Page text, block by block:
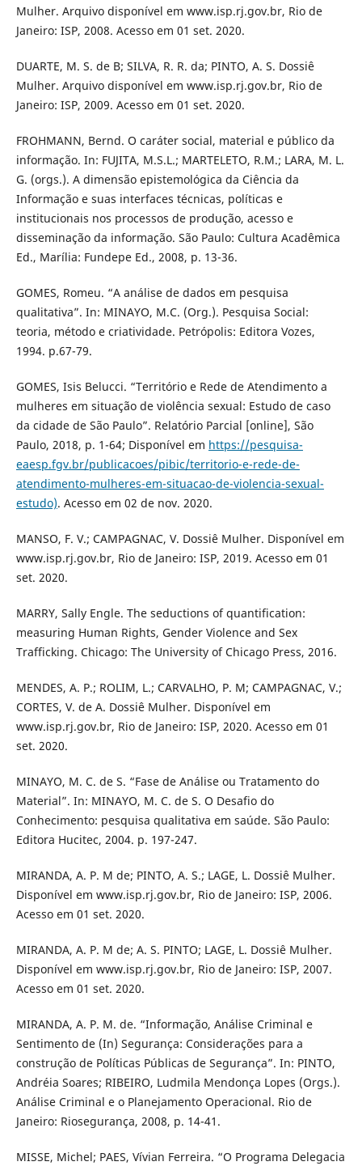
Mulher. Arquivo disponível em www.isp.rj.gov.br, Rio de
Janeiro: ISP, 2008. Acesso em 01 set. 2020.
DUARTE, M. S. de B; SILVA, R. R. da; PINTO, A. S. Dossiê
Mulher. Arquivo disponível em www.isp.rj.gov.br, Rio de
Janeiro: ISP, 2009. Acesso em 01 set. 2020.
FROHMANN, Bernd. O caráter social, material e público da
informação. In: FUJITA, M.S.L.; MARTELETO, R.M.; LARA, M. L.
G. (orgs.). A dimensão epistemológica da Ciência da
Informação e suas interfaces técnicas, políticas e
institucionais nos processos de produção, acesso e
disseminação da informação. São Paulo: Cultura Acadêmica
Ed., Marília: Fundepe Ed., 2008, p. 13-36.
GOMES, Romeu. “A análise de dados em pesquisa
qualitativa”. In: MINAYO, M.C. (Org.). Pesquisa Social:
teoria, método e criatividade. Petrópolis: Editora Vozes,
1994. p.67-79.
GOMES, Isis Belucci. “Território e Rede de Atendimento a
mulheres em situação de violência sexual: Estudo de caso
da cidade de São Paulo”. Relatório Parcial [online], São
Paulo, 2018, p. 1-64; Disponível em https://pesquisa-
eaesp.fgv.br/publicacoes/pibic/territorio-e-rede-de-
atendimento-mulheres-em-situacao-de-violencia-sexual-
estudo). Acesso em 02 de nov. 2020.
MANSO, F. V.; CAMPAGNAC, V. Dossiê Mulher. Disponível em
www.isp.rj.gov.br, Rio de Janeiro: ISP, 2019. Acesso em 01
set. 2020.
MARRY, Sally Engle. The seductions of quantification:
measuring Human Rights, Gender Violence and Sex
Trafficking. Chicago: The University of Chicago Press, 2016.
MENDES, A. P.; ROLIM, L.; CARVALHO, P. M; CAMPAGNAC, V.;
CORTES, V. de A. Dossiê Mulher. Disponível em
www.isp.rj.gov.br, Rio de Janeiro: ISP, 2020. Acesso em 01
set. 2020.
MINAYO, M. C. de S. “Fase de Análise ou Tratamento do
Material”. In: MINAYO, M. C. de S. O Desafio do
Conhecimento: pesquisa qualitativa em saúde. São Paulo:
Editora Hucitec, 2004. p. 197-247.
MIRANDA, A. P. M de; PINTO, A. S.; LAGE, L. Dossiê Mulher.
Disponível em www.isp.rj.gov.br, Rio de Janeiro: ISP, 2006.
Acesso em 01 set. 2020.
MIRANDA, A. P. M de; A. S. PINTO; LAGE, L. Dossiê Mulher.
Disponível em www.isp.rj.gov.br, Rio de Janeiro: ISP, 2007.
Acesso em 01 set. 2020.
MIRANDA, A. P. M. de. “Informação, Análise Criminal e
Sentimento de (In) Segurança: Considerações para a
construção de Políticas Públicas de Segurança”. In: PINTO,
Andréia Soares; RIBEIRO, Ludmila Mendonça Lopes (Orgs.).
Análise Criminal e o Planejamento Operacional. Rio de
Janeiro: Riosegurança, 2008, p. 14-41.
MISSE, Michel; PAES, Vívian Ferreira. “O Programa Delegacia